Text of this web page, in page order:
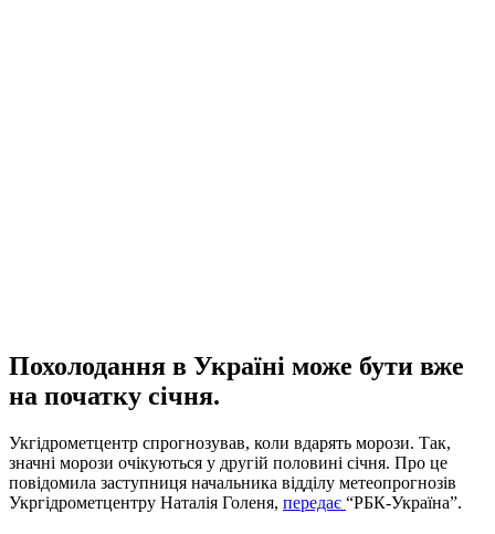
Похолодання в Україні може бути вже
на початку січня.
Укгідрометцентр спрогнозував, коли вдарять морози. Так,
значні морози очікуються у другій половині січня. Про це
повідомила заступниця начальника відділу метеопрогнозів
Укргідрометцентру Наталія Голеня, передає “РБК-Україна”.